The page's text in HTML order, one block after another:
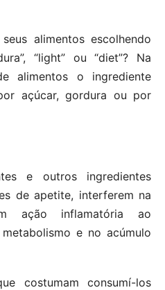
alimentos escolhendo
“light” ou “diet”? Na
alimentos o ingrediente
açúcar, gordura ou por
e outros ingredientes
de apetite, interferem na
ação inflamatória ao
e no acúmulo
costumam consumí-los